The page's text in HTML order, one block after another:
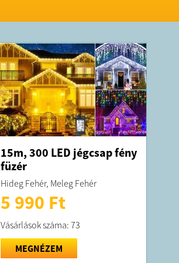
15m, 300 LED jégcsap fény
füzér
Hideg Fehér, Meleg Fehér
5 990 Ft
Vásárlások száma: 73
MEGNÉZEM